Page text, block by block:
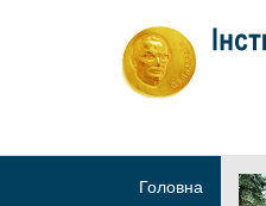
Головна